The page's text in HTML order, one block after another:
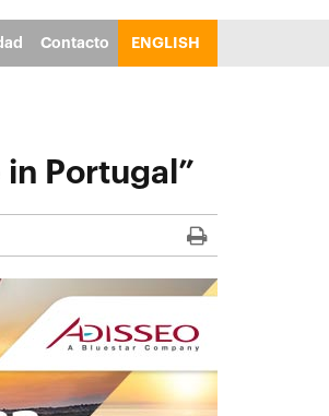
Contacto ENGLISH
Portugal”